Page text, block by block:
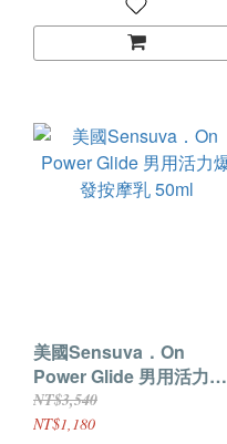
美國Sensuva．On
Power Glide 男用活力爆
發按摩乳 50ml
NT$3,540
NT$1,180